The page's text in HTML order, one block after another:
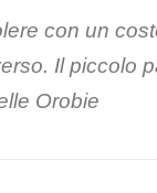
con un
Il piccolo
Orobie